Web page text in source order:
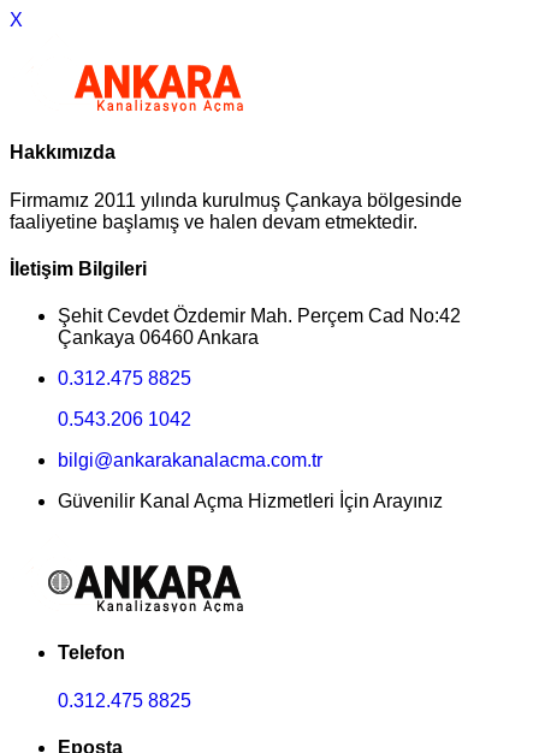
X
Hakkımızda
Firmamız 2011 yılında kurulmuş Çankaya bölgesinde
faaliyetine başlamış ve halen devam etmektedir.
İletişim Bilgileri
Şehit Cevdet Özdemir Mah. Perçem Cad No:42
Çankaya 06460 Ankara
0.312.475 8825
0.543.206 1042
bilgi@ankarakanalacma.com.tr
Güvenilir Kanal Açma Hizmetleri İçin Arayınız
Telefon
0.312.475 8825
Eposta